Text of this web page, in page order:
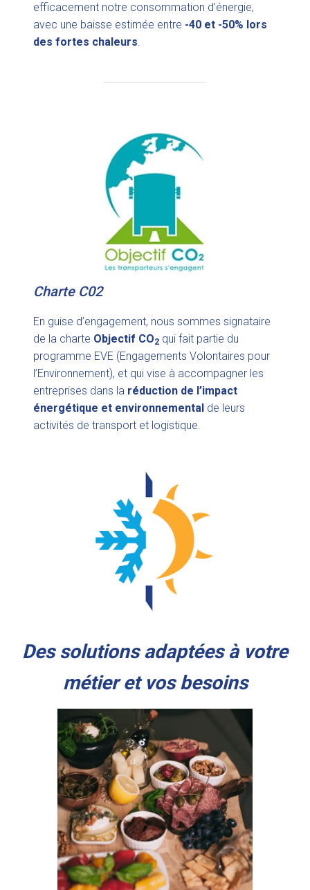
efficacement notre consommation d’énergie,
avec une baisse estimée entre -40 et -50% lors
des fortes chaleurs.
Charte C02
En guise d’engagement, nous sommes signataire
de la charte Objectif CO2 qui fait partie du
programme EVE (Engagements Volontaires pour
l’Environnement), et qui vise à accompagner les
entreprises dans la réduction de l’impact
énergétique et environnemental de leurs
activités de transport et logistique.
Des solutions adaptées à votre
métier et vos besoins